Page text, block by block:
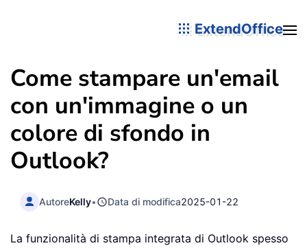
ExtendOffice
Come stampare un'email
con un'immagine o un
colore di sfondo in
Outlook?
AutoreKelly• Data di modifica2025-01-22
La funzionalità di stampa integrata di Outlook spesso